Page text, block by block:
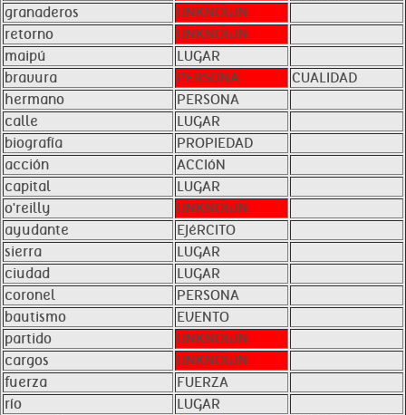
granaderos
UNKNOWN
retorno
UNKNOWN
maipú
LUGAR
bravura
PERSONA
CUALIDAD
hermano
PERSONA
calle
LUGAR
biografía
PROPIEDAD
acción
ACCIóN
capital
LUGAR
o'reilly
UNKNOWN
ayudante
EJéRCITO
sierra
LUGAR
ciudad
LUGAR
coronel
PERSONA
bautismo
EVENTO
partido
UNKNOWN
cargos
UNKNOWN
fuerza
FUERZA
río
LUGAR